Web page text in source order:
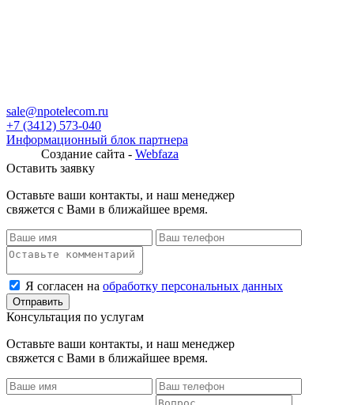
sale@npotelecom.ru
+7 (3412) 573-040
Информационный блок партнера
Создание сайта - Webfaza
Оставить заявку
Оставьте ваши контакты, и наш менеджер
свяжется с Вами в ближайшее время.
Я согласен на обработку персональных данных
Консультация по услугам
Оставьте ваши контакты, и наш менеджер
свяжется с Вами в ближайшее время.